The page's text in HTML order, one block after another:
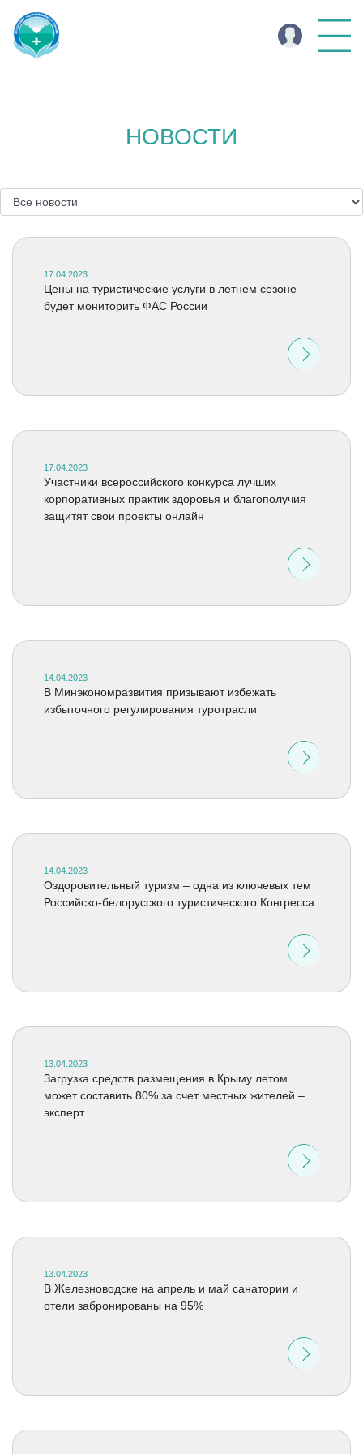
НОВОСТИ
17.04.2023
Цены на туристические услуги в летнем сезоне
будет мониторить ФАС России
17.04.2023
Участники всероссийского конкурса лучших
корпоративных практик здоровья и благополучия
защитят свои проекты онлайн
14.04.2023
В Минэкономразвития призывают избежать
избыточного регулирования туротрасли
14.04.2023
Оздоровительный туризм – одна из ключевых тем
Российско-белорусского туристического Конгресса
13.04.2023
Загрузка средств размещения в Крыму летом
может составить 80% за счет местных жителей –
эксперт
13.04.2023
В Железноводске на апрель и май санатории и
отели забронированы на 95%